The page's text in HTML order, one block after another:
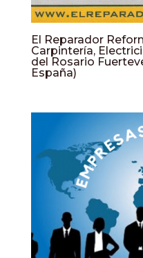
El Reparador
Carpintería,
del Rosario
España)